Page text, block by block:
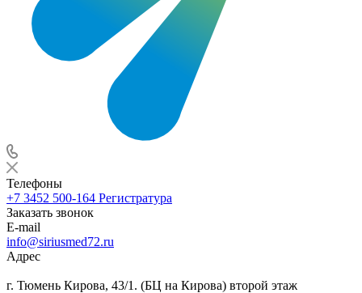
Телефоны
+7 3452 500-164 Регистратура
Заказать звонок
E-mail
info@siriusmed72.ru
Адрес
г. Тюмень Кирова, 43/1. (БЦ на Кирова) второй этаж